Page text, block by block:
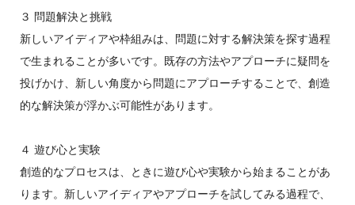
３ 問題解決と挑戦
新しいアイディアや枠組みは、問題に対する解決策を探す過程
で生まれることが多いです。既存の方法やアプローチに疑問を
投げかけ、新しい角度から問題にアプローチすることで、創造
的な解決策が浮かぶ可能性があります。
４ 遊び心と実験
創造的なプロセスは、ときに遊び心や実験から始まることがあ
ります。新しいアイディアやアプローチを試してみる過程で、